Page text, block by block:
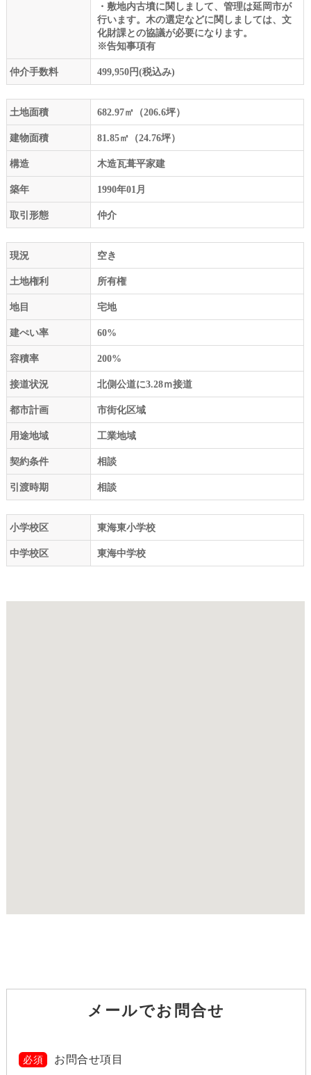
・敷地内古墳に関しまして、管理は延岡市が
行います。木の選定などに関しましては、文
化財課との協議が必要になります。
※告知事項有
仲介手数料 499,950円(税込み)
土地面積 682.97㎡（206.6坪）
建物面積 81.85㎡（24.76坪）
構造 木造瓦葺平家建
築年 1990年01月
取引形態 仲介
現況 空き
土地権利 所有権
地目 宅地
建ぺい率 60%
容積率 200%
接道状況 北側公道に3.28ｍ接道
都市計画 市街化区域
用途地域 工業地域
契約条件 相談
引渡時期 相談
小学校区 東海東小学校
中学校区 東海中学校
メールでお問合せ
必須 お問合せ項目